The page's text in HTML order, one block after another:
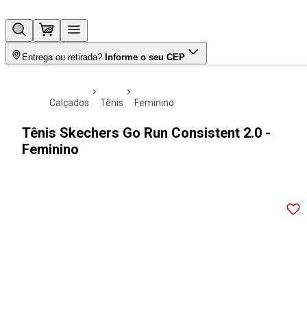
Entrega ou retirada? Informe o seu CEP
calçados tênis feminino
Tênis Skechers Go Run Consistent 2.0 -
Feminino